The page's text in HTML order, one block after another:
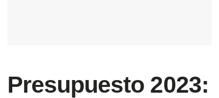
Presupuesto 2023: